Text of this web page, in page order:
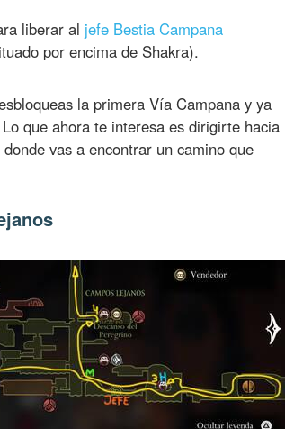
liberar al jefe Bestia Campana
por encima de Shakra).
la primera Vía Campana y ya
que ahora te interesa es dirigirte hacia
vas a encontrar un camino que